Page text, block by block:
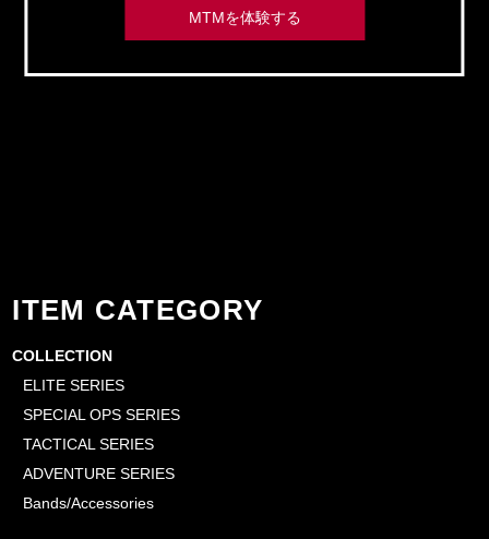
MTMを体験する
ITEM CATEGORY
COLLECTION
ELITE SERIES
SPECIAL OPS SERIES
TACTICAL SERIES
ADVENTURE SERIES
Bands/Accessories